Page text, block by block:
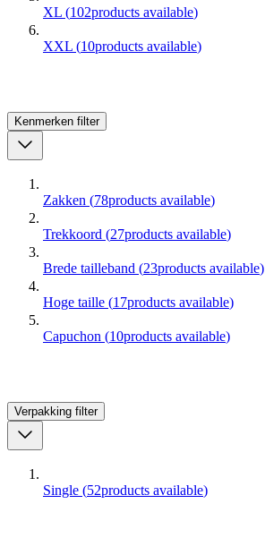
XL (102products available)
XXL (10products available)
Kenmerken filter
Zakken (78products available)
Trekkoord (27products available)
Brede tailleband (23products available)
Hoge taille (17products available)
Capuchon (10products available)
Verpakking filter
Single (52products available)